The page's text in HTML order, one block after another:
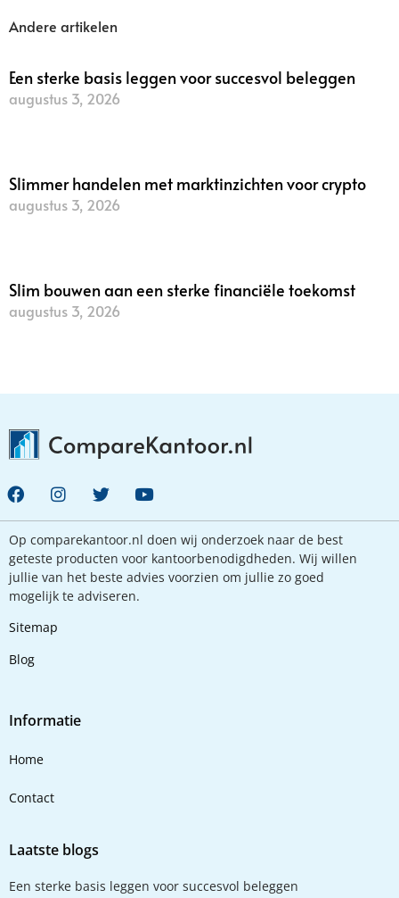
Andere artikelen
Een sterke basis leggen voor succesvol beleggen
augustus 3, 2026
Slimmer handelen met marktinzichten voor crypto
augustus 3, 2026
Slim bouwen aan een sterke financiële toekomst
augustus 3, 2026
Op comparekantoor.nl doen wij onderzoek naar de best
geteste producten voor kantoorbenodigdheden. Wij willen
jullie van het beste advies voorzien om jullie zo goed
mogelijk te adviseren.
Sitemap
Blog
Informatie
Home
Contact
Laatste blogs
Een sterke basis leggen voor succesvol beleggen